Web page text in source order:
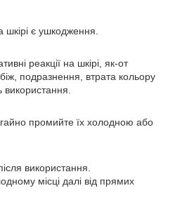
шкірі є ушкодження.
реакції на шкірі, як-от
подразнення, втрата кольору
використання.
промийте їх холодною або
використання.
місці далі від прямих